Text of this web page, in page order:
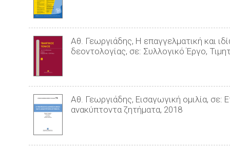
Αθ. Γεωργιάδης, Η επαγγελματική και
δεοντολογίας, σε: Συλλογικό Έργο,
Αθ. Γεωργιάδης, Εισαγωγική ομιλία,
ανακύπτοντα ζητήματα, 2018